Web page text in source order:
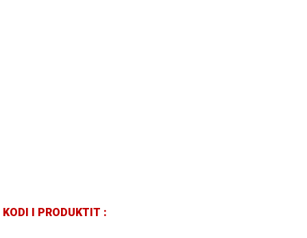
KODI I PRODUKTIT :